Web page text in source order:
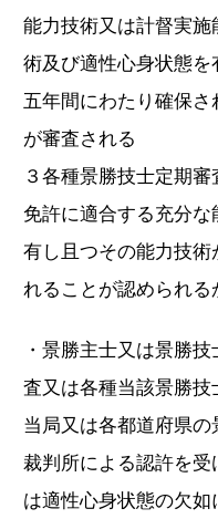
能力技術又は計督実
術及び適性心身状態
五年間にわたり確保
が審査される
３各種景勝技士定期
免許に適合する充分
有し且つその能力技術
れることが認められる
・景勝主士又は景勝
査又は各種当該景勝
当局又は各都道府県
裁判所による認許を受
は適性心身状態の欠